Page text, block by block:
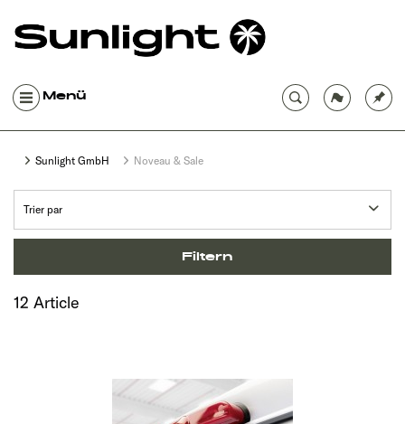
Menü
Sunlight GmbH Noveau & Sale
Filtern
12 Article